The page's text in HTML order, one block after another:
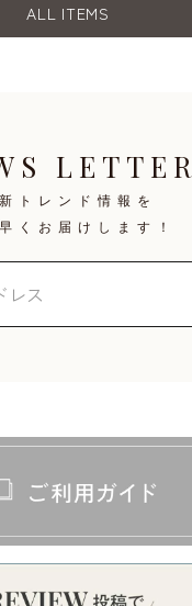
ALL ITEMS
LETTER
トレンド情報を
くお届けします！